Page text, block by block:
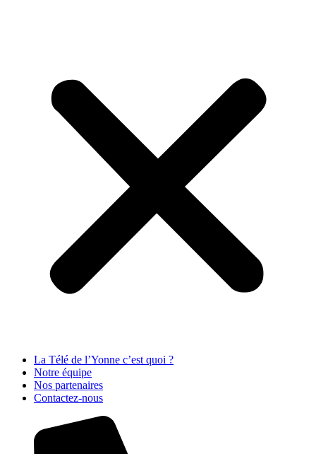
La Télé de l’Yonne c’est quoi ?
Notre équipe
Nos partenaires
Contactez-nous